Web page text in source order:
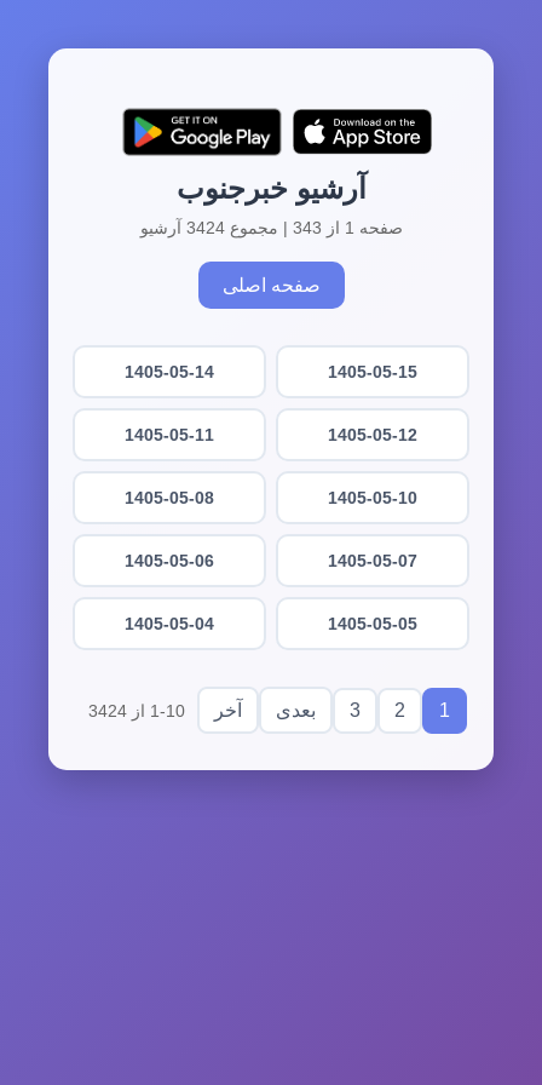
آرشیو خبرجنوب
صفحه 1 از 343 | مجموع 3424 آرشیو
صفحه اصلی
1405-05-15
1405-05-14
1405-05-12
1405-05-11
1405-05-10
1405-05-08
1405-05-07
1405-05-06
1405-05-05
1405-05-04
1
2
3 بعدی آخر 1-10 از 3424